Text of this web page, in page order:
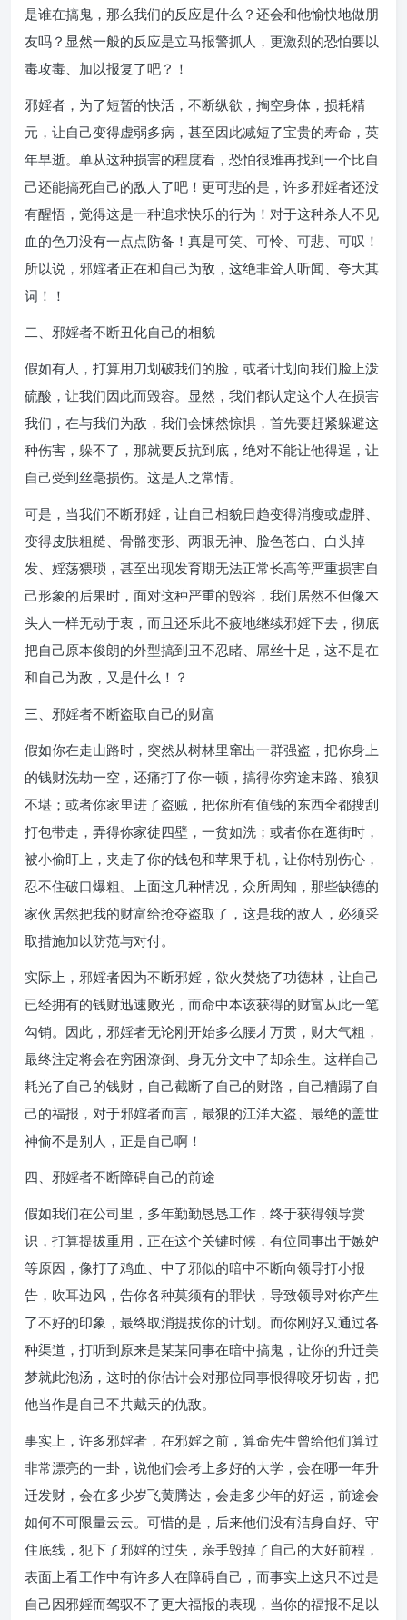
是谁在搞鬼，那么我们的反应是什么？还会和他愉快地做朋
友吗？显然一般的反应是立马报警抓人，更激烈的恐怕要以
毒攻毒、加以报复了吧？！
邪婬者，为了短暂的快活，不断纵欲，掏空身体，损耗精
元，让自己变得虚弱多病，甚至因此减短了宝贵的寿命，英
年早逝。单从这种损害的程度看，恐怕很难再找到一个比自
己还能搞死自己的敌人了吧！更可悲的是，许多邪婬者还没
有醒悟，觉得这是一种追求快乐的行为！对于这种杀人不见
血的色刀没有一点点防备！真是可笑、可怜、可悲、可叹！
所以说，邪婬者正在和自己为敌，这绝非耸人听闻、夸大其
词！！
二、邪婬者不断丑化自己的相貌
假如有人，打算用刀划破我们的脸，或者计划向我们脸上泼
硫酸，让我们因此而毁容。显然，我们都认定这个人在损害
我们，在与我们为敌，我们会悚然惊惧，首先要赶紧躲避这
种伤害，躲不了，那就要反抗到底，绝对不能让他得逞，让
自己受到丝毫损伤。这是人之常情。
可是，当我们不断邪婬，让自己相貌日趋变得消瘦或虚胖、
变得皮肤粗糙、骨骼变形、两眼无神、脸色苍白、白头掉
发、婬荡猥琐，甚至出现发育期无法正常长高等严重损害自
己形象的后果时，面对这种严重的毁容，我们居然不但像木
头人一样无动于衷，而且还乐此不疲地继续邪婬下去，彻底
把自己原本俊朗的外型搞到丑不忍睹、屌丝十足，这不是在
和自己为敌，又是什么！？
三、邪婬者不断盗取自己的财富
假如你在走山路时，突然从树林里窜出一群强盗，把你身上
的钱财洗劫一空，还痛打了你一顿，搞得你穷途末路、狼狈
不堪；或者你家里进了盗贼，把你所有值钱的东西全都搜刮
打包带走，弄得你家徒四壁，一贫如洗；或者你在逛街时，
被小偷盯上，夹走了你的钱包和苹果手机，让你特别伤心，
忍不住破口爆粗。上面这几种情况，众所周知，那些缺德的
家伙居然把我的财富给抢夺盗取了，这是我的敌人，必须采
取措施加以防范与对付。
实际上，邪婬者因为不断邪婬，欲火焚烧了功德林，让自己
已经拥有的钱财迅速败光，而命中本该获得的财富从此一笔
勾销。因此，邪婬者无论刚开始多么腰才万贯，财大气粗，
最终注定将会在穷困潦倒、身无分文中了却余生。这样自己
耗光了自己的钱财，自己截断了自己的财路，自己糟蹋了自
己的福报，对于邪婬者而言，最狠的江洋大盗、最绝的盖世
神偷不是别人，正是自己啊！
四、邪婬者不断障碍自己的前途
假如我们在公司里，多年勤勤恳恳工作，终于获得领导赏
识，打算提拔重用，正在这个关键时候，有位同事出于嫉妒
等原因，像打了鸡血、中了邪似的暗中不断向领导打小报
告，吹耳边风，告你各种莫须有的罪状，导致领导对你产生
了不好的印象，最终取消提拔你的计划。而你刚好又通过各
种渠道，打听到原来是某某同事在暗中搞鬼，让你的升迁美
梦就此泡汤，这时的你估计会对那位同事恨得咬牙切齿，把
他当作是自己不共戴天的仇敌。
事实上，许多邪婬者，在邪婬之前，算命先生曾给他们算过
非常漂亮的一卦，说他们会考上多好的大学，会在哪一年升
迁发财，会在多少岁飞黄腾达，会走多少年的好运，前途会
如何不可限量云云。可惜的是，后来他们没有洁身自好、守
住底线，犯下了邪婬的过失，亲手毁掉了自己的大好前程，
表面上看工作中有许多人在障碍自己，而事实上这只不过是
自己因邪婬而驾驭不了更大福报的表现，当你的福报不足以